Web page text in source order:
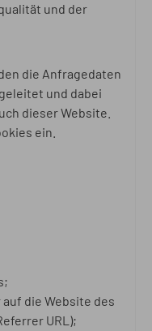
und der
die Anfragedaten
und dabei
dieser Website.
ein.
die Website des
URL);